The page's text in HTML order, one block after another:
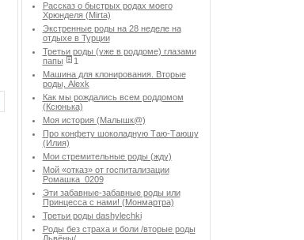
Рассказ о быстрых родах моего
Хрюнделя (Mirta)
Экстренные роды на 28 неделе на
отдыхе в Турции
Третьи роды (уже в роддоме) глазами
папы
1
Машина для клонирования. Вторые
роды, Alexk
Как мы рождались всем роддомом
(Ксюнька)
Моя история (Малышк@)
Про конфету шоколадную Таю-Таюшу
(Илия)
Мои стремительные роды (жду)
Мой «отказ» от госпитализации
Ромашка_0209
Эти забавные-забавные роды или
Принцесса с нами! (Монмартра)
Третьи роды dashylechki
Роды без страха и боли /вторые роды